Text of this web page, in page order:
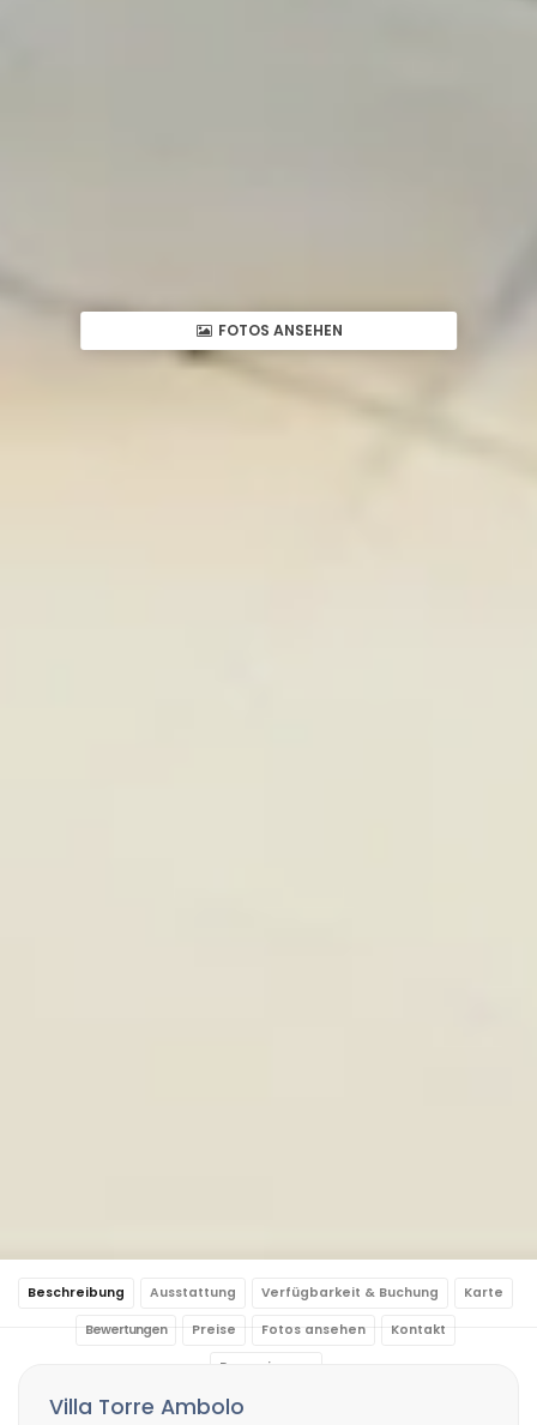
FOTOS ANSEHEN
Beschreibung Ausstattung Verfügbarkeit & Buchung Karte
Bewertungen Preise Fotos ansehen Kontakt
Reservierung
Villa Torre Ambolo